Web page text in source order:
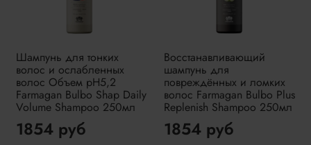
Шампунь для тонких
волос и ослабленных
волос Объем pH5,2
Farmagan Bulbo Shap Daily
Volume Shampoo 250мл
1854 руб
Восстанавливающий
шампунь для
повреждённых и ломких
волос Farmagan Bulbo Plus
Replenish Shampoo 250мл
1854 руб